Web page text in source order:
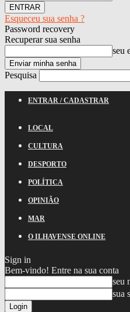
Esqueceu sua senha ?
Password recovery
Recuperar sua senha
seu
Pesquisa
ENTRAR / CADASTRAR
LOCAL
CULTURA
DESPORTO
POLÍTICA
OPINIÃO
MAR
O ILHAVENSE ONLINE
Sign in
Bem-vindo! Entre na sua conta
seu
sua